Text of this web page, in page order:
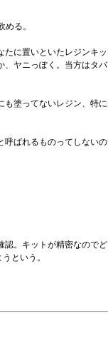
る。
に置いといたレジンキ
ヤニっぽく。当方はタ
塗ってないレジン、特
ばれるものってしないの
。キットが精密なの
という。